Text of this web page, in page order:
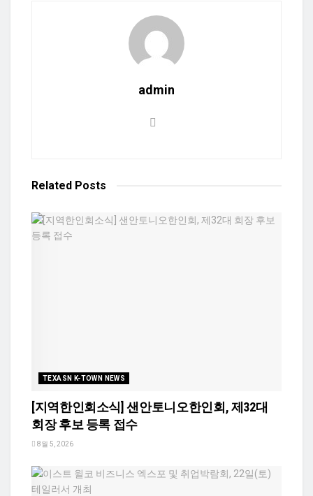
admin
Related Posts
TEXASN K-TOWN NEWS
[지역한인회소식] 샌안토니오한인회, 제32대
회장 후보 등록 접수
8월 5, 2026